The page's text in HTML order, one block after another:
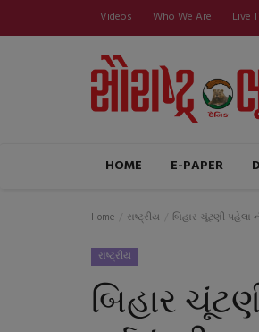
Videos Who We Are Live
HOME E-PAPER
Home રાષ્ટ્રીય બિહાર ચૂંટણી પહેલા
રાષ્ટ્રીય
બિહાર